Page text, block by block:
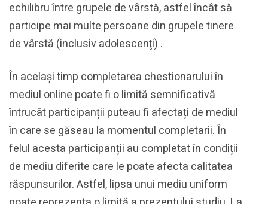
echilibru între grupele de vârstă, astfel încât să
participe mai multe persoane din grupele tinere
de vârstă (inclusiv adolescenţi) .
În același timp completarea chestionarului în
mediul online poate fi o limită semnificativă
întrucât participanții puteau fi afectați de mediul
în care se găseau la momentul completarii. În
felul acesta participanții au completat în condiții
de mediu diferite care le poate afecta calitatea
răspunsurilor. Astfel, lipsa unui mediu uniform